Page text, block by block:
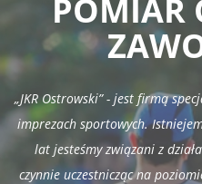
POMIAR
„JKR Ostrowski” - jest firmą
imprezach sportowych.
lat jesteśmy związani z
czynnie uczestnicząc na